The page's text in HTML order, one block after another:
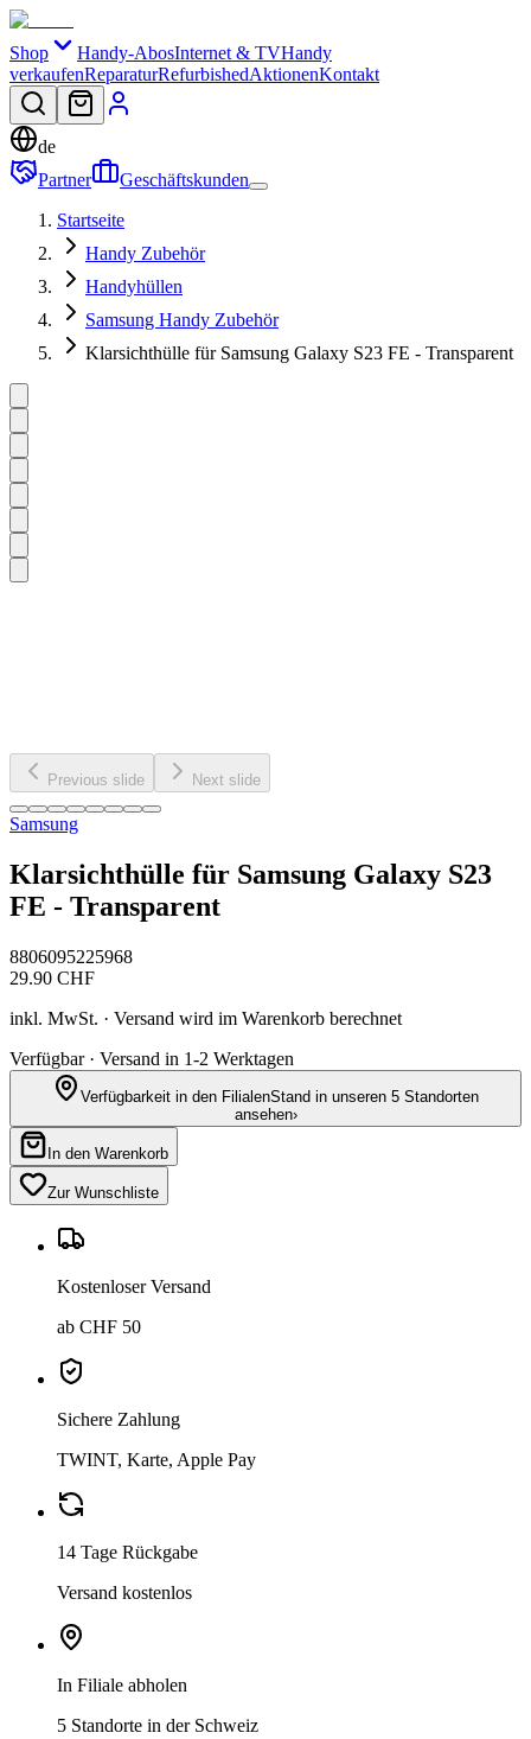
Shop Handy-AbosInternet & TVHandy
verkaufenReparaturRefurbishedAktionenKontakt
de
Partner
Geschäftskunden
Startseite
Handy Zubehör
Handyhüllen
Samsung Handy Zubehör
Klarsichthülle für Samsung Galaxy S23 FE - Transparent
Previous slide Next slide
Samsung
Klarsichthülle für Samsung Galaxy S23
FE - Transparent
8806095225968
29.90 CHF
inkl. MwSt. · Versand wird im Warenkorb berechnet
Verfügbar · Versand in 1-2 Werktagen
Verfügbarkeit in den FilialenStand in unseren 5 Standorten
ansehen›
In den Warenkorb
Zur Wunschliste
Kostenloser Versand
ab CHF 50
Sichere Zahlung
TWINT, Karte, Apple Pay
14 Tage Rückgabe
Versand kostenlos
In Filiale abholen
5 Standorte in der Schweiz